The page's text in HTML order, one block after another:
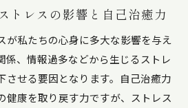
トレスの影響と自己治癒力
が私たちの心身に多大な影響を与え
係、情報過多などから生じるストレ
させる要因となります。自己治癒力
健康を取り戻す力ですが、ストレス